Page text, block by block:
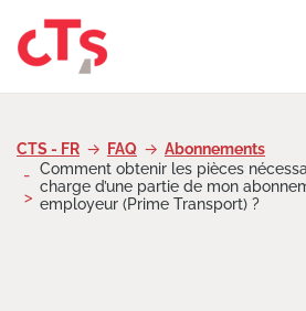
CTS - FR FAQ
Abonnements
Comment obtenir les pièces
charge d’une partie de mon
employeur (Prime Transport) ?